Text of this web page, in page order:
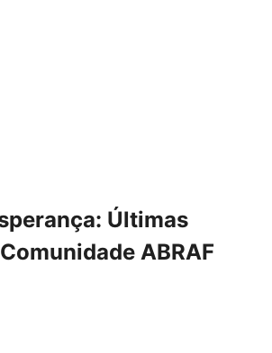
Últimas
ABRAF